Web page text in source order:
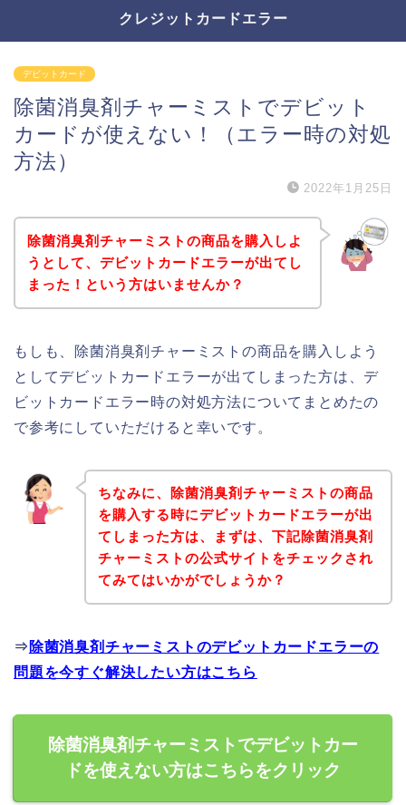
クレジットカードエラー
デビットカード
除菌消臭剤チャーミストでデビット
カードが使えない！（エラー時の対処
方法）
2022年1月25日
除菌消臭剤チャーミストの商品を購入しよ
うとして、デビットカードエラーが出てし
まった！という方はいませんか？
もしも、除菌消臭剤チャーミストの商品を購入しよう
としてデビットカードエラーが出てしまった方は、デ
ビットカードエラー時の対処方法についてまとめたの
で参考にしていただけると幸いです。
ちなみに、除菌消臭剤チャーミストの商品
を購入する時にデビットカードエラーが出
てしまった方は、まずは、下記除菌消臭剤
チャーミストの公式サイトをチェックされ
てみてはいかがでしょうか？
⇒ 除菌消臭剤チャーミストのデビットカードエラーの
問題を今すぐ解決したい方はこちら
除菌消臭剤チャーミストでデビットカー
ドを使えない方はこちらをクリック